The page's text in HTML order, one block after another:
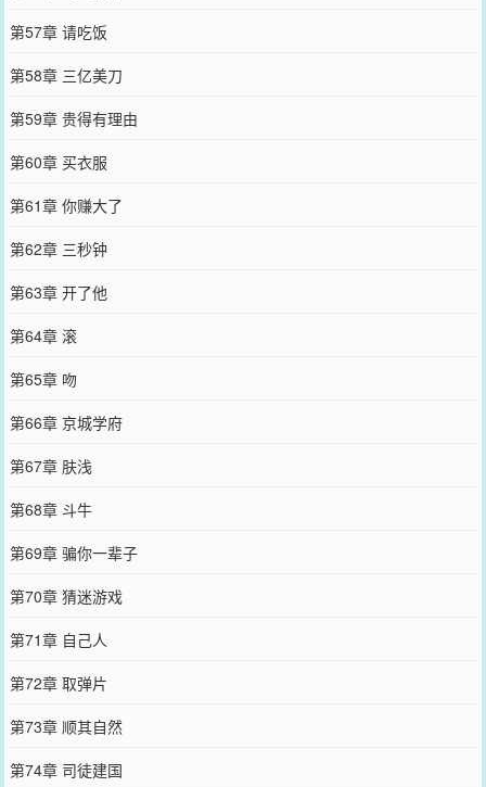
第57章 请吃饭
第58章 三亿美刀
第59章 贵得有理由
第60章 买衣服
第61章 你赚大了
第62章 三秒钟
第63章 开了他
第64章 滚
第65章 吻
第66章 京城学府
第67章 肤浅
第68章 斗牛
第69章 骗你一辈子
第70章 猜迷游戏
第71章 自己人
第72章 取弹片
第73章 顺其自然
第74章 司徒建国